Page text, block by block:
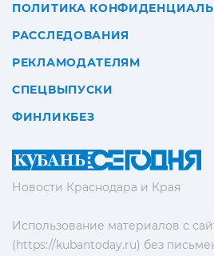
Новости Краснодара и Края
Использование материалов с
(https://kubantoday.ru) без
ПОЛИТИКА
РАССЛЕДОВАНИЯ
РЕКЛАМОДАТЕЛЯМ
СПЕЦВЫПУСКИ
ФИНЛИКБЕЗ